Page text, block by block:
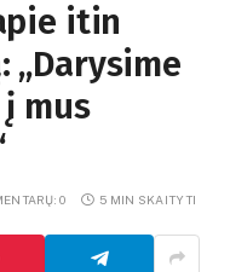
itin
mus
0 5 MIN SKAITYTI